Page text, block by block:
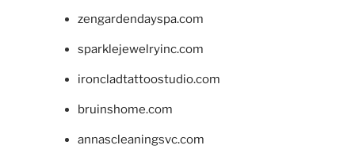
zengardendayspa.com
sparklejewelryinc.com
ironcladtattoostudio.com
bruinshome.com
annascleaningsvc.com